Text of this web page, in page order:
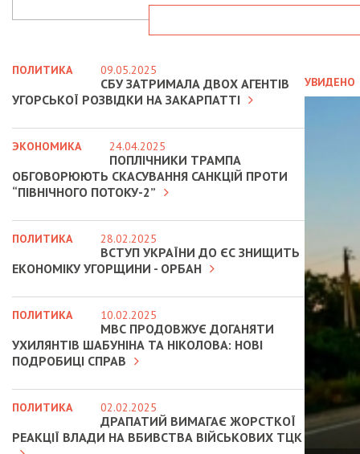
УВИДЕНО
ПОЛИТИКА 09.05.2025
СБУ ЗАТРИМАЛА ДВОХ АГЕНТІВ
УГОРСЬКОЇ РОЗВІДКИ НА ЗАКАРПАТТІ
ЭКОНОМИКА 24.04.2025
ПОПЛІЧНИКИ ТРАМПА
ОБГОВОРЮЮТЬ СКАСУВАННЯ САНКЦІЙ ПРОТИ
“ПІВНІЧНОГО ПОТОКУ-2”
ПОЛИТИКА 28.02.2025
ВСТУП УКРАЇНИ ДО ЄС ЗНИЩИТЬ
ЕКОНОМІКУ УГОРЩИНИ - ОРБАН
ПОЛИТИКА 10.02.2025
МВС ПРОДОВЖУЄ ДОГАНЯТИ
УХИЛЯНТІВ ШАБУНІНА ТА НІКОЛОВА: НОВІ
ПОДРОБИЦІ СПРАВ
ПОЛИТИКА 02.02.2025
ДРАПАТИЙ ВИМАГАЄ ЖОРСТКОЇ
РЕАКЦІЇ ВЛАДИ НА ВБИВСТВА ВІЙСЬКОВИХ ТЦК